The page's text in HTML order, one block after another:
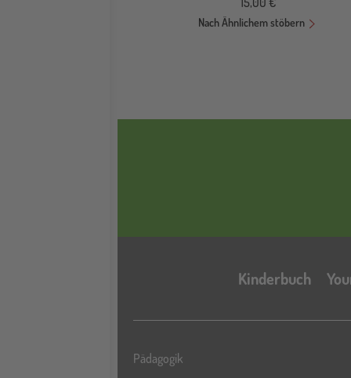
Nach Ähnlichem stöbern
Kinderbuch
Pädagogik